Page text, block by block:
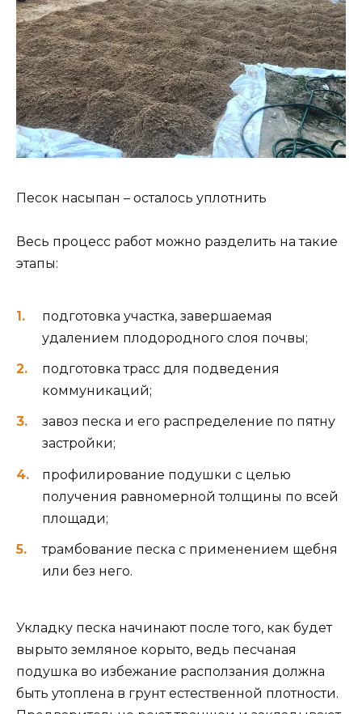
Песок насыпан – осталось уплотнить
Весь процесс работ можно разделить на такие
этапы:
подготовка участка, завершаемая
удалением плодородного слоя почвы;
подготовка трасс для подведения
коммуникаций;
завоз песка и его распределение по пятну
застройки;
профилирование подушки с целью
получения равномерной толщины по всей
площади;
трамбование песка с применением щебня
или без него.
Укладку песка начинают после того, как будет
вырыто земляное корыто, ведь песчаная
подушка во избежание расползания должна
быть утоплена в грунт естественной плотности.